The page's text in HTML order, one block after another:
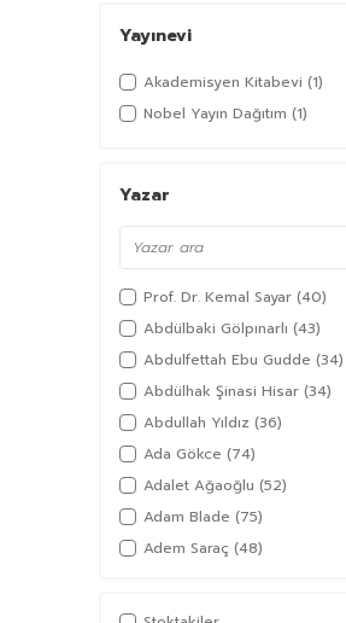
Yayınevi
Akademisyen Kitabevi (1)
Nobel Yayın Dağıtım (1)
Yazar
Prof. Dr. Kemal Sayar (40)
Abdülbaki Gölpınarlı (43)
Abdulfettah Ebu Gudde (34)
Abdülhak Şinasi Hisar (34)
Abdullah Yıldız (36)
Ada Gökce (74)
Adalet Ağaoğlu (52)
Adam Blade (75)
Adem Saraç (48)
Afşar Timuçin